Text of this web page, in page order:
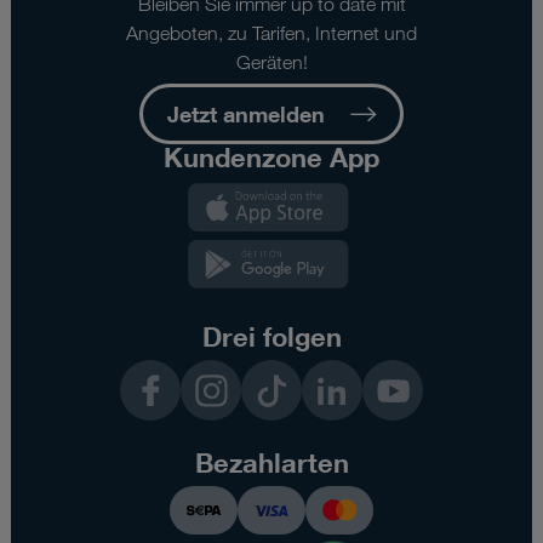
Angeboten, zu Tarifen, Internet und
Geräten!
Jetzt anmelden
Kundenzone App
Drei folgen
InstagramTikTok LinkedInYouTube
Bezahlarten
Sie nur jene Cookies im Einsatz, die zur Funktion dieser
Website unerlässlich sind.